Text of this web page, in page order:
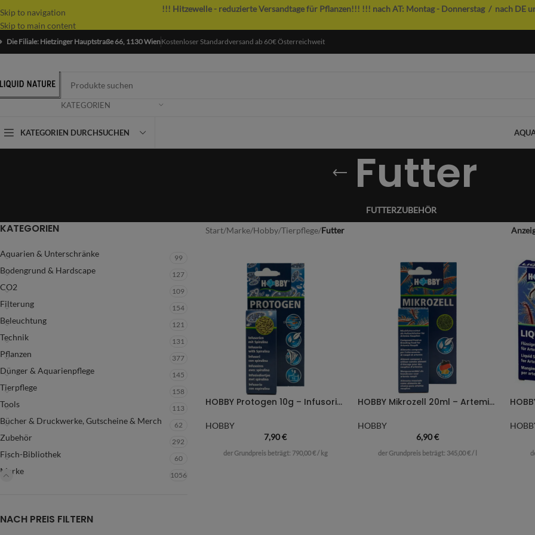
Skip to navigation
Skip to main content
!!! Hitzewelle - reduzierte Versandtage für Pflanzen!!! !!! nach AT: Montag - Donnerstag / nach DE
Die Filiale: Hietzinger Hauptstraße 66, 1130 WienKostenloser Standardversand ab 60€ Österreichweit
KATEGORIEN
KATEGORIEN DURCHSUCHEN
Futter
FUTTERZUBEHÖR
KATEGORIEN
Aquarien & Unterschränke 99
Bodengrund & Hardscape 127
CO2 109
Filterung 154
Beleuchtung 121
Technik 131
Pflanzen 377
Dünger & Aquarienpflege 145
Tierpflege 158
Tools 113
Bücher & Druckwerke, Gutscheine & Merch 62
Zubehör 292
Fisch-Bibliothek 60
Marke 1056
NACH PREIS FILTERN
Start/Marke/Hobby/Tierpflege/Futter
HOBBY Protogen 10g – Infusorien-Ansatz
HOBBY
7,90€
der Grundpreis beträgt: 790,00€/ kg
HOBBY Mikrozell 20ml – Artemien Aufzuchtfutter
HOBBY
6,90€
der Grundpreis beträgt: 345,00€/ l